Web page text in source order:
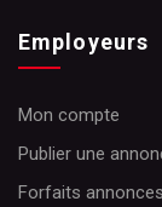
Employeurs
Mon compte
Publier une
Forfaits annonces